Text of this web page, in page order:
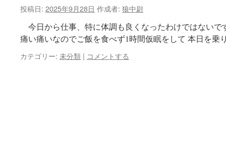
投稿日: 2025年9月28日 作成者: 狼中尉
今日から仕事、特に体調も良くなったわけではないで
痛い痛いなのでご飯を食べず1時間仮眠をして 本日を乗
カテゴリー: 未分類 | コメントする